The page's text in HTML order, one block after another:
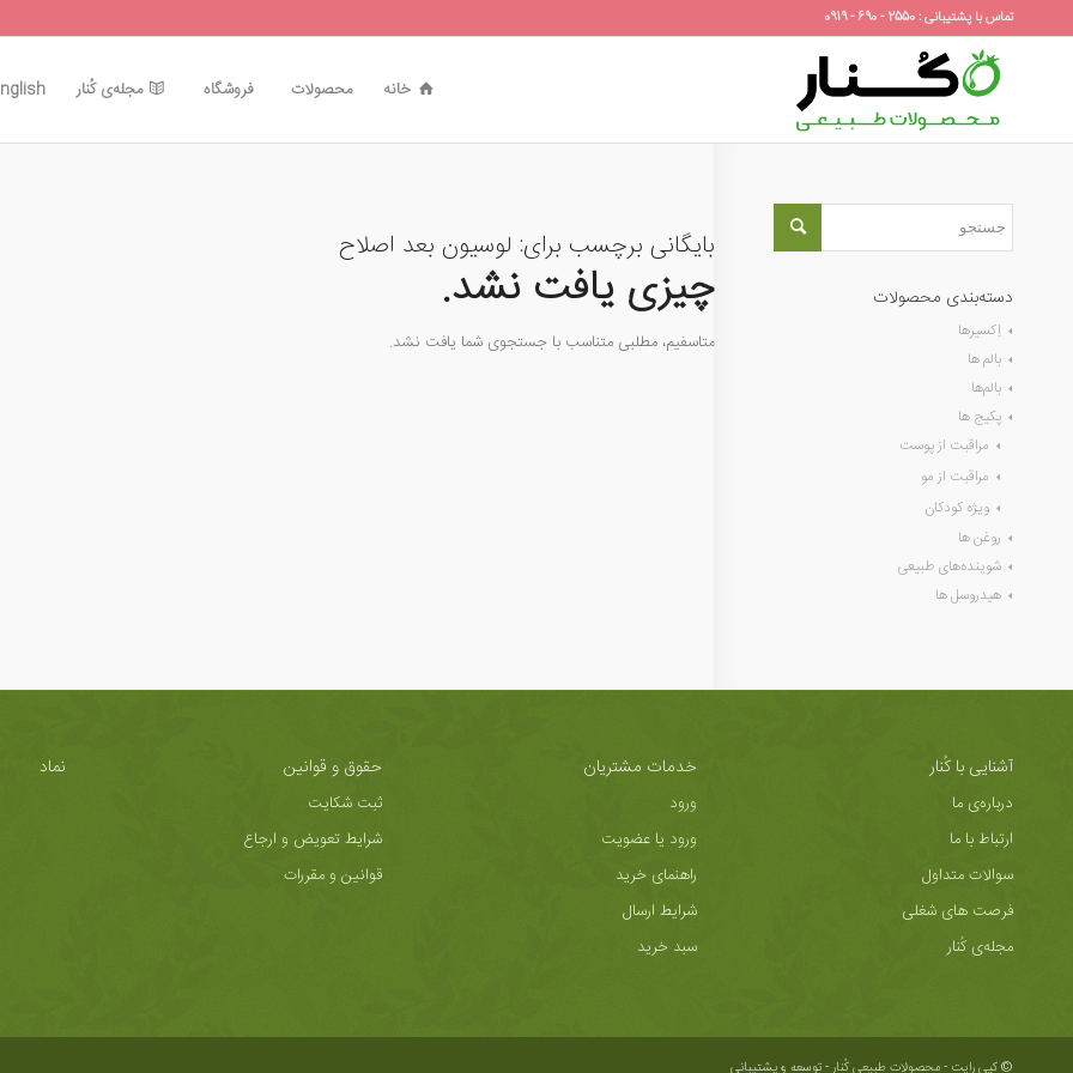
تماس با پشتیبانی : 2550 - 690 - 0919
خانه محصولات فروشگاه مجله‌ی کُنار
بایگانی برچسب برای: لوسیون بعد اصلاح
چیزی یافت نشد.
متاسفیم، مطلبی متناسب با جستجوی شما یافت نشد.
دسته‌بندی محصولات
اِکسیرها
بالم ها
بالم‌ها
پکیج ها
مراقبت از پوست
مراقبت از مو
ویژه کودکان
روغن ها
شوینده‌های طبیعی
هیدروسل ها
آشنایی با کُنار
درباره‌ی ما
ارتباط با ما
سوالات متداول
فرصت های شغلی
مجله‌ی کُنار
خدمات مشتریان
ورود
ورود یا عضویت
راهنمای خرید
شرایط ارسال
سبد خرید
حقوق و قوانین
ثبت شکایت
شرایط تعویض و ارجاع
قوانین و مقررات
نماد
© کپی رایت - محصولات طبیعی کُنار -توسعه و پشتیبانی